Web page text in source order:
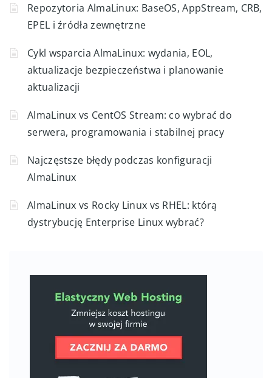
Repozytoria AlmaLinux: BaseOS, AppStream, CRB,
EPEL i źródła zewnętrzne
Cykl wsparcia AlmaLinux: wydania, EOL,
aktualizacje bezpieczeństwa i planowanie
aktualizacji
AlmaLinux vs CentOS Stream: co wybrać do
serwera, programowania i stabilnej pracy
Najczęstsze błędy podczas konfiguracji
AlmaLinux
AlmaLinux vs Rocky Linux vs RHEL: którą
dystrybucję Enterprise Linux wybrać?